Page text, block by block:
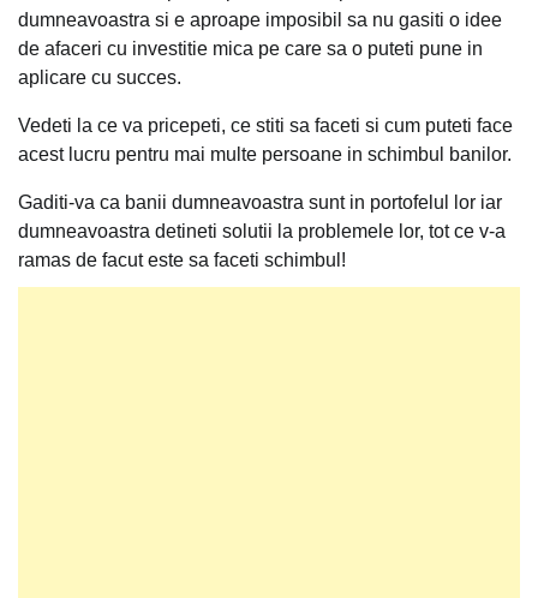
dumneavoastra si e aproape imposibil sa nu gasiti o idee
de afaceri cu investitie mica pe care sa o puteti pune in
aplicare cu succes.
Vedeti la ce va pricepeti, ce stiti sa faceti si cum puteti face
acest lucru pentru mai multe persoane in schimbul banilor.
Gaditi-va ca banii dumneavoastra sunt in portofelul lor iar
dumneavoastra detineti solutii la problemele lor, tot ce v-a
ramas de facut este sa faceti schimbul!